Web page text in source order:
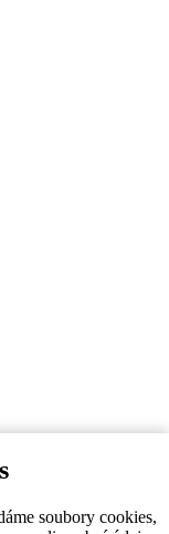
soubory cookies,